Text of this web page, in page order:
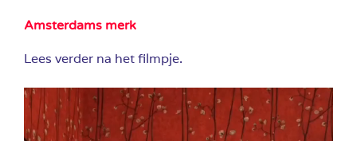
Amsterdams merk
Lees verder na het filmpje.
Videospeler